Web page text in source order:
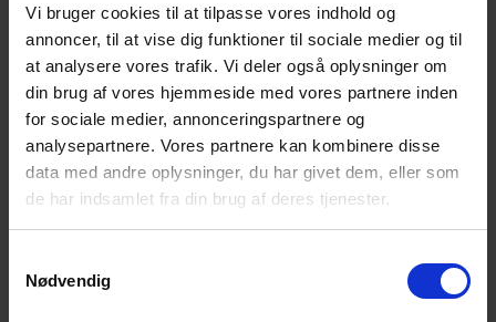
Vi bruger cookies til at tilpasse vores indhold og
annoncer, til at vise dig funktioner til sociale medier og til
at analysere vores trafik. Vi deler også oplysninger om
din brug af vores hjemmeside med vores partnere inden
for sociale medier, annonceringspartnere og
analysepartnere. Vores partnere kan kombinere disse
data med andre oplysninger, du har givet dem, eller som
de har indsamlet fra din brug af deres tjenester.
Nødvendig
NemTilmeld:Caféaften – Viborg (nemtilmeld.dk)
Alle er velkomne!
Til café- og temaaftener møder du andre
efterladte.
Du får mulighed for at tale og dele erfaringer
med andre i en lignende situation som dig. – I
fortrolighed mellem deltagerne, naturligvis.
Du får mulighed for et varmt, uformelt samvær i